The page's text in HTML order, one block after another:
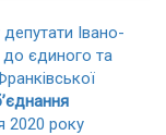
Івано-
до єдиного та
2020 року